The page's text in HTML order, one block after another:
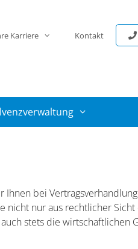
Karriere Kontakt
Ihnen bei
nicht nur aus rechtlicher
stets die wirtschaftlichen